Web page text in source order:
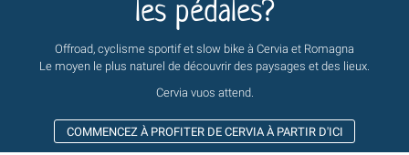
les pédales?
Offroad, cyclisme sportif et slow bike à Cervia et Romagna
Le moyen le plus naturel de découvrir des paysages et des lieux.
Cervia vuos attend.
COMMENCEZ À PROFITER DE CERVIA À PARTIR D'ICI